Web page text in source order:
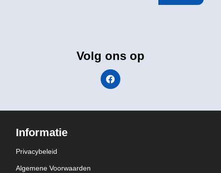
Volg ons op
Informatie
Privacybeleid
Algemene Voorwaarden